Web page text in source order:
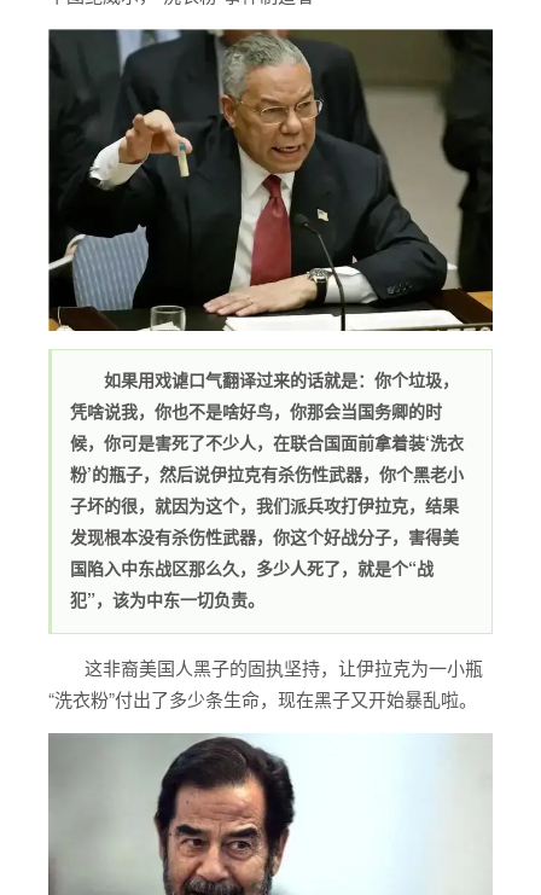
如果用戏谑口气翻译过来的话就是：你个垃圾，
凭啥说我，你也不是啥好鸟，你那会当国务卿的时
候，你可是害死了不少人，在联合国面前拿着装‘洗衣
粉’的瓶子，然后说伊拉克有杀伤性武器，你个黑老小
子坏的很，就因为这个，我们派兵攻打伊拉克，结果
发现根本没有杀伤性武器，你这个好战分子，害得美
国陷入中东战区那么久，多少人死了，就是个“战
犯”，该为中东一切负责。
这非裔美国人黑子的固执坚持，让伊拉克为一小瓶
“洗衣粉”付出了多少条生命，现在黑子又开始暴乱啦。